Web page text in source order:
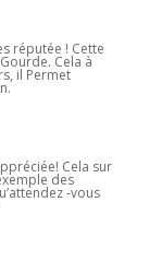
réputée ! Cette
. Cela à
il Permet
Cela sur
des
-vous